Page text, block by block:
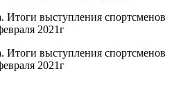
Итоги выступления спортсменов
2021г
Итоги выступления спортсменов
2021г